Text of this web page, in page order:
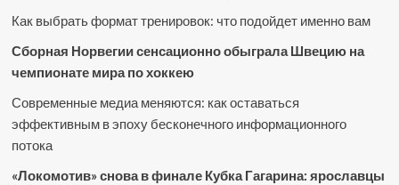
Как выбрать формат тренировок: что подойдет именно вам
Сборная Норвегии сенсационно обыграла Швецию на
чемпионате мира по хоккею
Современные медиа меняются: как оставаться
эффективным в эпоху бесконечного информационного
потока
«Локомотив» снова в финале Кубка Гагарина: ярославцы